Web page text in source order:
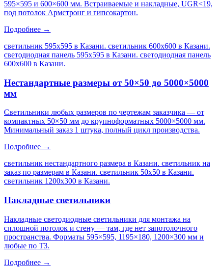
595×595 и 600×600 мм. Встраиваемые и накладные, UGR<19,
под потолок Армстронг и гипсокартон.
Подробнее →
светильник 595х595 в Казани. светильник 600х600 в Казани.
светодиодная панель 595х595 в Казани. светодиодная панель
600х600 в Казани.
Нестандартные размеры от 50×50 до 5000×5000
мм
Светильники любых размеров по чертежам заказчика — от
компактных 50×50 мм до крупноформатных 5000×5000 мм.
Минимальный заказ 1 штука, полный цикл производства.
Подробнее →
светильник нестандартного размера в Казани. светильник на
заказ по размерам в Казани. светильник 50х50 в Казани.
светильник 1200х300 в Казани.
Накладные светильники
Накладные светодиодные светильники для монтажа на
сплошной потолок и стену — там, где нет запотолочного
пространства. Форматы 595×595, 1195×180, 1200×300 мм и
любые по ТЗ.
Подробнее →